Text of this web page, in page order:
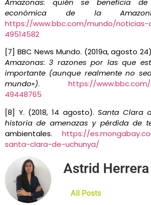
Amazonas: quién se beneficia
económica de la
https://www.bbc.com/mundo/
49514582
[7] BBC News Mundo. (2019a, agosto
Amazonas: 3 razones por las que
importante (aunque realmente no
mundo»). https://
49448765
[8] Y. (2018, 14 agosto).Santa Clara
historia de amenazas y pérdida de
ambientales. https://
santa-clara-de-uchunya/
Astrid Herrera
All Posts